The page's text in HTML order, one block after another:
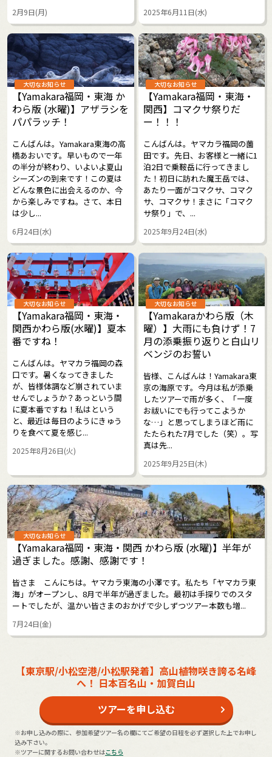
2月9日(月) 2025年6月11日(水)
大切なお知らせ
【Yamakara福岡・東海 か
わら版 (水曜)】アザラシを
パパラッチ！
こんばんは。Yamakara東海の高
橋あおいです。早いもので一年
の半分が終わり、いよいよ夏山
シーズンの到来です！この夏は
どんな景色に出会えるのか、今
から楽しみですね。さて、本日
は少し...
6月24日(水)
大切なお知らせ
【Yamakara福岡・東海・
関西】コマクサ祭りだ
ー！！！
こんばんは。ヤマカラ福岡の薗
田です。先日、お客様と一緒に1
泊2日で乗鞍岳に行ってきまし
た！初日に訪れた魔王岳では、
あたり一面がコマクサ、コマク
サ、コマクサ！まさに「コマク
サ祭り」で、...
2025年9月24日(水)
大切なお知らせ
【Yamakara福岡・東海・
関西かわら版(水曜)】夏本
番ですね！
こんばんは。ヤマカラ福岡の森
口です。暑くなってきました
が、皆様体調など崩されていま
せんでしょうか？あっという間
に夏本番ですね！私はという
と、最近は毎日のようにきゅう
りを食べて夏を感じ...
2025年8月26日(火)
大切なお知らせ
【Yamakaraかわら版（木
曜）】大雨にも負けず！7
月の添乗振り返りと白山リ
ベンジのお誓い
皆様、こんばんは！Yamakara東
京の海原です。今月は私が添乗
したツアーで雨が多く、「一度
お祓いにでも行ってこようか
な…」と思ってしまうほど雨に
たたられた7月でした（笑）。写
真は先...
2025年9月25日(木)
大切なお知らせ
【Yamakara福岡・東海・関西 かわら版 (水曜)】半年が
過ぎました。感謝、感謝です！
皆さま こんにちは。ヤマカラ東海の小澤です。私たち「ヤマカラ東
海」がオープンし、8月で半年が過ぎました。最初は手探りでのスタ
ートでしたが、温かい皆さまのおかげで少しずつツアー本数も増...
7月24日(金)
【東京駅/小松空港/小松駅発着】高山植物咲き誇る名峰
へ！ 日本百名山・加賀白山
ツアーを申し込む
※お申し込みの際に、参加希望ツアー名の欄にてご希望の日程を必ず選択した上でお申し
込み下さい。
※ツアーに関するお問い合わせはこちら